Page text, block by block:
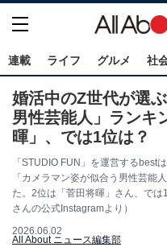
連載 ライフ グルメ 社
婚活中のZ世代が選
男性芸能人」ランキ
暉」、では1位は？
「STUDIO FUN」を運営するbest
「カメラマン姿が似合う男性芸能
た。2位は「菅田将暉」さん、で
さんの公式Instagramより）
2026.06.02
All About ニュース編集部